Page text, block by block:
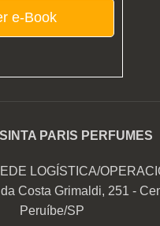
e-Book
PARIS PERFUMES
LOGÍSTICA/
Costa Grimaldi, 251 -
Peruíbe/SP